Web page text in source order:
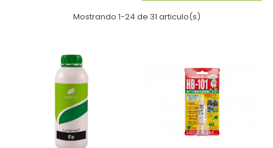
Mostrando 1-24 de 31 articulo(s)